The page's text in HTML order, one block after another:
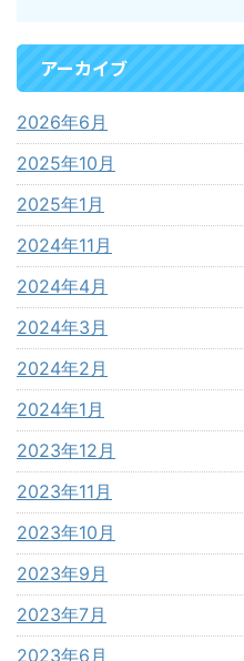
アーカイブ
2026年6月
2025年10月
2025年1月
2024年11月
2024年4月
2024年3月
2024年2月
2024年1月
2023年12月
2023年11月
2023年10月
2023年9月
2023年7月
2023年6月